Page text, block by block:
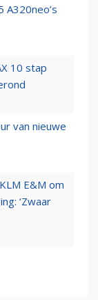
A320neo’s
10 stap
van nieuwe
E&M om
‘Zwaar